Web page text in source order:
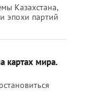
Казахстана,
эпохи партий
картах мира.